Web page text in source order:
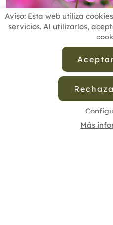
Primavera,
Usoterapiasnaturales ,
Medicina Natural
Compartir
Aviso: Esta web utiliza
servicios. Al utilizarlos,
Más